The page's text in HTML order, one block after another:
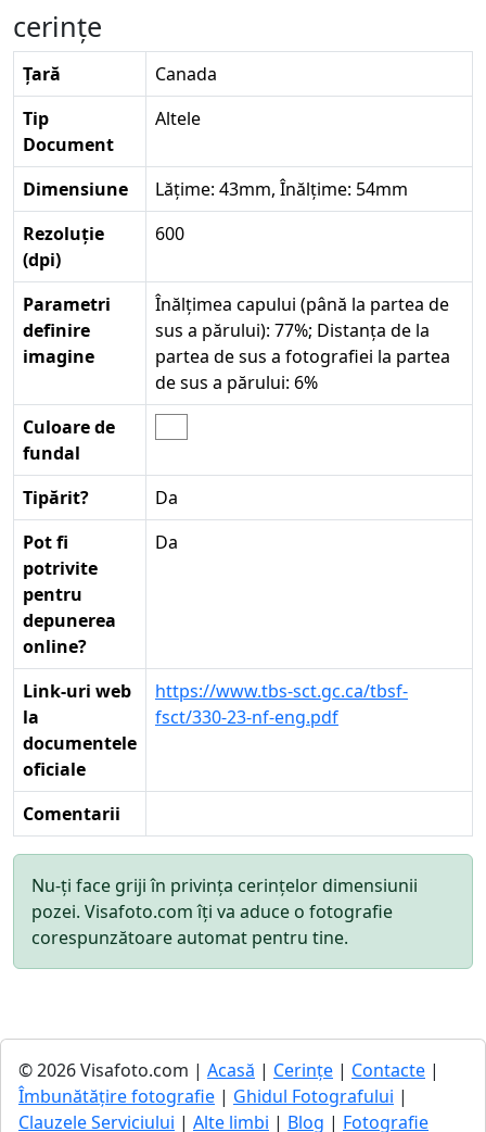
cerinţe
Țară
Canada
Tip
Document
Altele
Dimensiune
Lățime: 43mm, Înălțime: 54mm
Rezoluție
(dpi)
600
Parametri
definire
imagine
Înălțimea capului (până la partea de
sus a părului): 77%; Distanța de la
partea de sus a fotografiei la partea
de sus a părului: 6%
Culoare de
fundal
Tipărit?
Da
Pot fi
potrivite
pentru
depunerea
online?
Da
Link-uri web
la
documentele
oficiale
https://www.tbs-sct.gc.ca/tbsf-
fsct/330-23-nf-eng.pdf
Comentarii
Nu-ți face griji în privința cerințelor dimensiunii
pozei. Visafoto.com îți va aduce o fotografie
corespunzătoare automat pentru tine.
© 2026 Visafoto.com | Acasă | Cerințe | Contacte |
Îmbunătățire fotografie | Ghidul Fotografului |
Clauzele Serviciului | Alte limbi | Blog | Fotografie